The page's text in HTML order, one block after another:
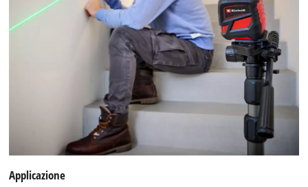
Applicazione